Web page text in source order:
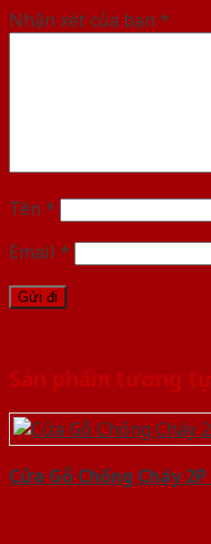
Nhận xét của bạn *
Tên *
Email *
Sản phẩm tương
Cửa Gỗ Chống Cháy